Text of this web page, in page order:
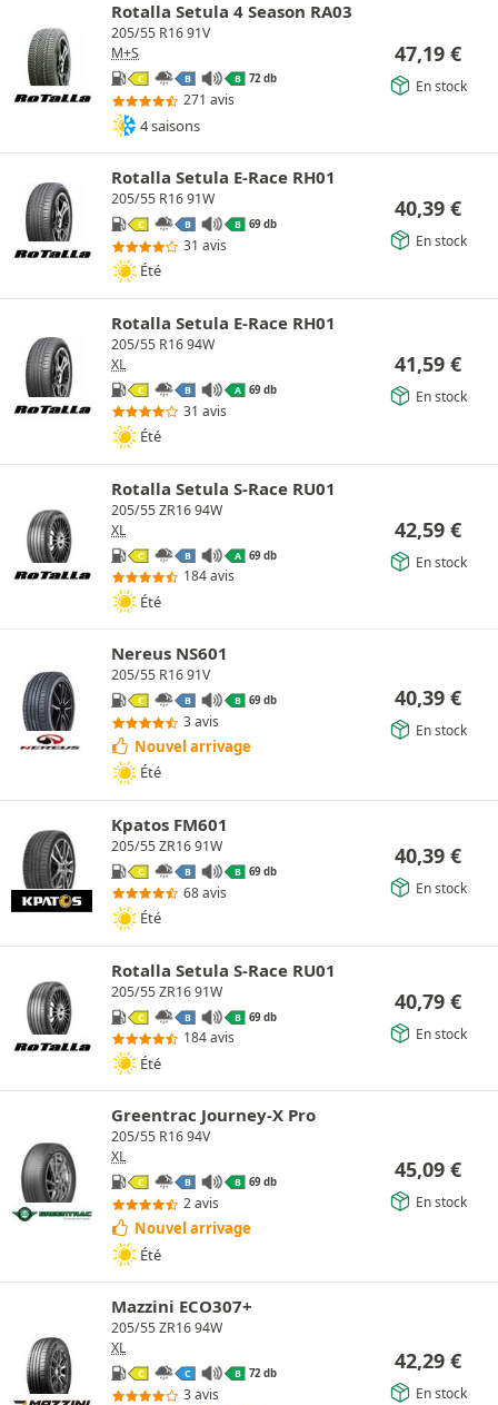
Rotalla Setula 4 Season RA03
205/55 R16 91V
M+S
C B B 72 db
271 avis
4 saisons
47,19 €
En stock
Rotalla Setula E-Race RH01
205/55 R16 91W
C B B 69 db
31 avis
Été
40,39 €
En stock
Rotalla Setula E-Race RH01
205/55 R16 94W
XL
C B A 69 db
31 avis
Été
41,59 €
En stock
Rotalla Setula S-Race RU01
205/55 ZR16 94W
XL
C B A 69 db
184 avis
Été
42,59 €
En stock
Nereus NS601
205/55 R16 91V
C B B 69 db
3 avis
Nouvel arrivage
Été
40,39 €
En stock
Kpatos FM601
205/55 ZR16 91W
C B B 69 db
68 avis
Été
40,39 €
En stock
Rotalla Setula S-Race RU01
205/55 ZR16 91W
C B B 69 db
184 avis
Été
40,79 €
En stock
Greentrac Journey-X Pro
205/55 R16 94V
XL
C B B 69 db
2 avis
Nouvel arrivage
Été
45,09 €
En stock
Mazzini ECO307+
205/55 ZR16 94W
XL
C C B 72 db
3 avis
42,29 €
En stock